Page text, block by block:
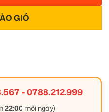
GIỎ
-0788.212.999
22:00 mỗi ngày)